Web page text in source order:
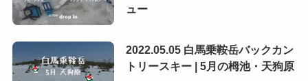
ュー
2022.05.05 白馬乗鞍岳バックカン
トリースキー | 5月の栂池・天狗原